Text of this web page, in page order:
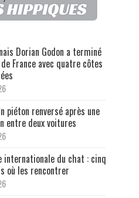
Dorian Godon a terminé
France avec quatre côtes
piéton renversé après une
entre deux voitures
internationale du chat : cinq
où les rencontrer